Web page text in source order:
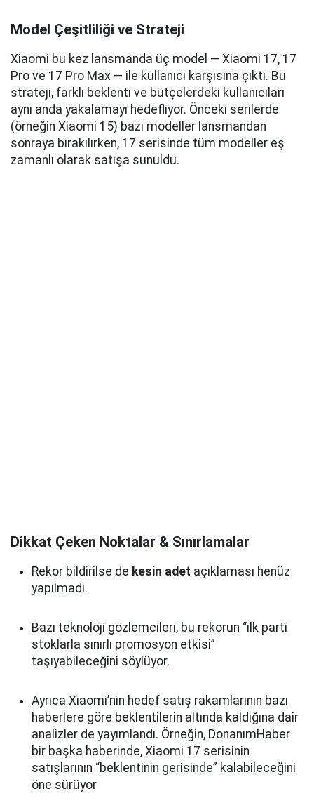
Model Çeşitliliği ve Strateji
Xiaomi bu kez lansmanda üç model — Xiaomi 17, 17
Pro ve 17 Pro Max — ile kullanıcı karşısına çıktı. Bu
strateji, farklı beklenti ve bütçelerdeki kullanıcıları
aynı anda yakalamayı hedefliyor. Önceki serilerde
(örneğin Xiaomi 15) bazı modeller lansmandan
sonraya bırakılırken, 17 serisinde tüm modeller eş
zamanlı olarak satışa sunuldu.
Dikkat Çeken Noktalar & Sınırlamalar
Rekor bildirilse de kesin adet açıklaması henüz
yapılmadı.
Bazı teknoloji gözlemcileri, bu rekorun “ilk parti
stoklarla sınırlı promosyon etkisi”
taşıyabileceğini söylüyor.
Ayrıca Xiaomi’nin hedef satış rakamlarının bazı
haberlere göre beklentilerin altında kaldığına dair
analizler de yayımlandı. Örneğin, DonanımHaber
bir başka haberinde, Xiaomi 17 serisinin
satışlarının “beklentinin gerisinde” kalabileceğini
öne sürüyor